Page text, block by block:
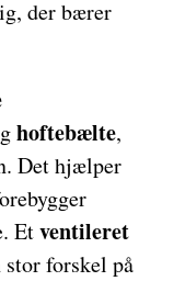
der bærer
hoftebælte,
Det hjælper
Etventileret
stor forskel på